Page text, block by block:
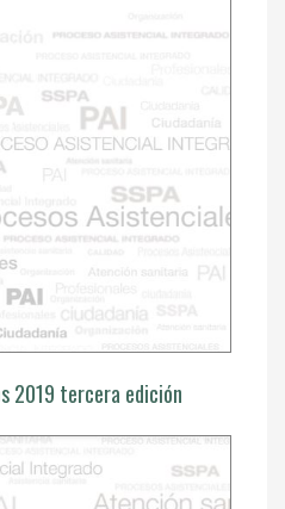
2019 tercera edición